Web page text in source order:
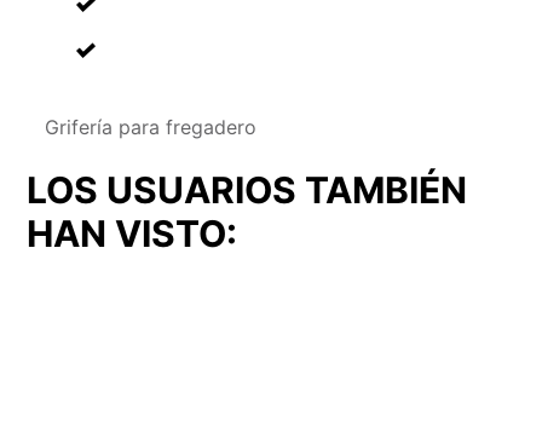
Grifería para fregadero
LOS USUARIOS TAMBIÉN
HAN VISTO: